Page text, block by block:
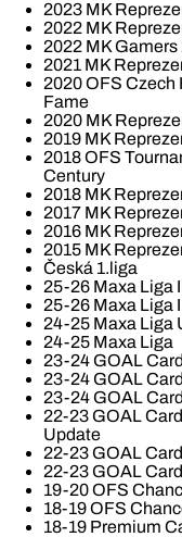
2023 MK
2022 MK
2022 MK Gamers
2021 MK
2020 OFS Czech
Fame
2020 MK
2019 MK
2018 OFS
Century
2018 MK
2017 MK
2016 MK
2015 MK
Česká 1.liga
25-26 Maxa Liga
25-26 Maxa Liga
24-25 Maxa Liga
24-25 Maxa Liga
23-24 GOAL
23-24 GOAL
23-24 GOAL
22-23 GOAL
Update
22-23 GOAL
22-23 GOAL
19-20 OFS
18-19 OFS
18-19 Premium